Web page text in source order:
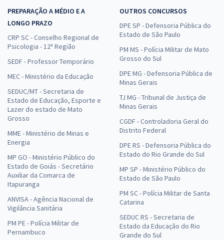
PREPARAÇÃO A MÉDIO E A
LONGO PRAZO
CRP SC - Conselho Regional de
Psicologia - 12ª Região
SEDF - Professor Temporário
MEC - Ministério da Educação
SEDUC/MT - Secretaria de
Estado de Educação, Esporte e
Lazer do estado de Mato
Grosso
MME - Ministério de Minas e
Energia
MP GO - Ministério Público do
Estado de Goiás - Secretário
Auxiliar da Comarca de
Itapuranga
ANVISA - Agência Nacional de
Vigilância Sanitária
PM PE - Polícia Militar de
Pernambuco
OUTROS CONCURSOS
DPE SP - Defensoria Pública do
Estado de São Paulo
PM MS - Polícia Militar de Mato
Grosso do Sul
DPE MG - Defensoria Pública de
Minas Gerais
TJ MG - Tribunal de Justiça de
Minas Gerais
CGDF - Controladoria Geral do
Distrito Federal
DPE RS - Defensoria Pública do
Estado do Rio Grande do Sul
MP SP - Ministério Público do
Estado de São Paulo
PM SC - Polícia Militar de Santa
Catarina
SEDUC RS - Secretaria de
Estado da Educação do Rio
Grande do Sul